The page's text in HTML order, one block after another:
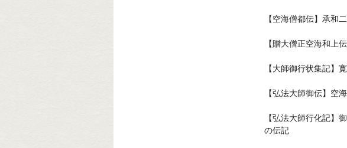
【空海僧都伝】承和
【贈大僧正空海和上
【大師御行状集記】
【弘法大師御伝】空
【弘法大師行化記】
の伝記